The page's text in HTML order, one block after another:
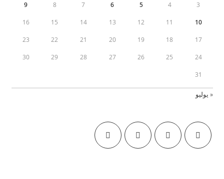
3
4
5
6
7
8
9
10
11
12
13
14
15
16
17
18
19
20
21
22
23
24
25
26
27
28
29
30
31
« يوليو